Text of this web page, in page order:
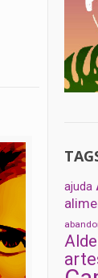
ajuda